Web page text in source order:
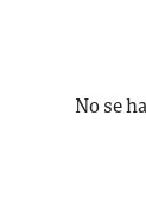
No se